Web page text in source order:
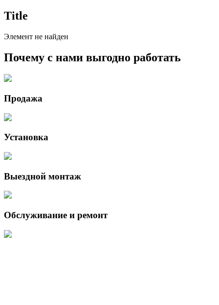
Title
Элемент не найден
Почему с нами выгодно работать
Продажа
Установка
Выездной монтаж
Обслуживание и ремонт